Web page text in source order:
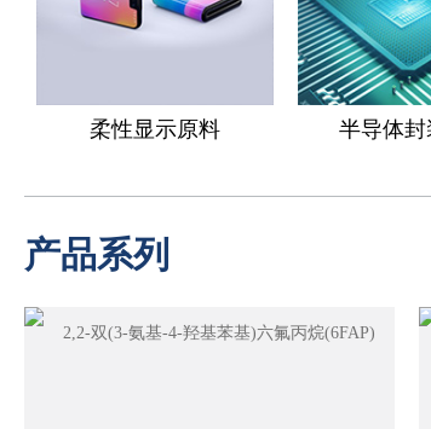
柔性显示原料 半导体
产品系列